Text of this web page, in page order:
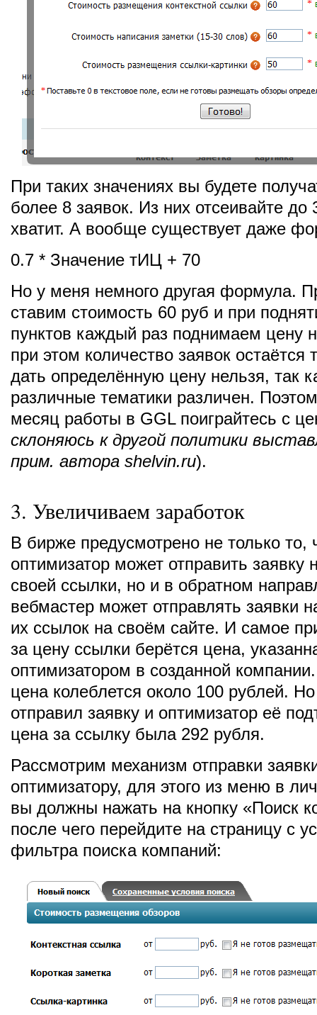
При таких значениях вы будете
более 8 заявок. Из них отсеивайте до
хватит. А вообще существует даже
0.7 * Значение тИЦ + 70
Но у меня немного другая формула.
ставим стоимость 60 руб и при
пунктов каждый раз поднимаем цену
при этом количество заявок остаётся
дать определённую цену нельзя, так
различные тематики различен.
месяц работы в GGL поиграйтесь с
склоняюсь к другой политики
прим. автора shelvin.ru).
3. Увеличиваем заработок
В бирже предусмотрено не только то,
оптимизатор может отправить
своей ссылки, но и в обратном
вебмастер может отправлять заявки
их ссылок на своём сайте. И самое
за цену ссылки берётся цена,
оптимизатором в созданной
цена колеблется около 100 рублей.
отправил заявку и оптимизатор её
цена за ссылку была 292 рубля.
Рассмотрим механизм отправки
оптимизатору, для этого из меню в
вы должны нажать на кнопку «Поиск
после чего перейдите на страницу с
фильтра поиска компаний: